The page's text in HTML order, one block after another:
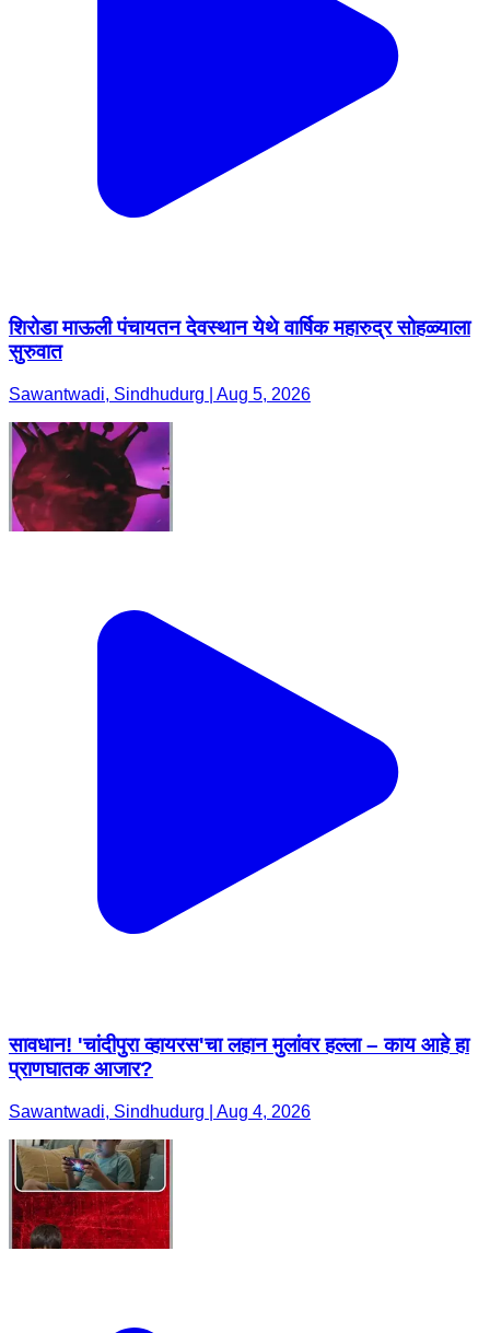
शिरोडा माऊली पंचायतन देवस्थान येथे वार्षिक महारुद्र सोहळ्याला
सुरुवात
Sawantwadi, Sindhudurg | Aug 5, 2026
सावधान! 'चांदीपुरा व्हायरस'चा लहान मुलांवर हल्ला – काय आहे हा
प्राणघातक आजार?
Sawantwadi, Sindhudurg | Aug 4, 2026